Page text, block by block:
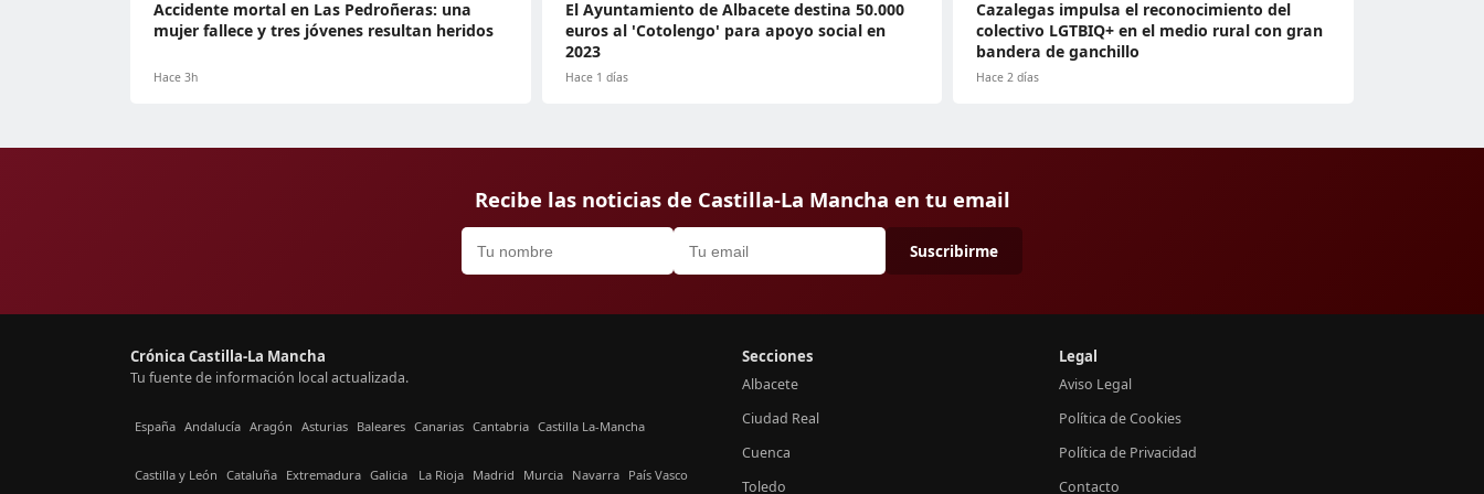
Accidente mortal en Las Pedroñeras: una
mujer fallece y tres jóvenes resultan heridos
Hace 3h
El Ayuntamiento de Albacete destina 50.000
euros al 'Cotolengo' para apoyo social en
2023
Hace 1 días
Cazalegas impulsa el reconocimiento del
colectivo LGTBIQ+ en el medio rural con gran
bandera de ganchillo
Hace 2 días
Recibe las noticias de Castilla-La Mancha en tu email
Suscribirme
Crónica Castilla-La Mancha
Tu fuente de información local actualizada.
España Andalucía Aragón Asturias Baleares Canarias Cantabria Castilla La-Mancha
Castilla y León Cataluña Extremadura Galicia La Rioja Madrid Murcia Navarra País Vasco
Secciones
Albacete
Ciudad Real
Cuenca
Toledo
Legal
Aviso Legal
Política de Cookies
Política de Privacidad
Contacto